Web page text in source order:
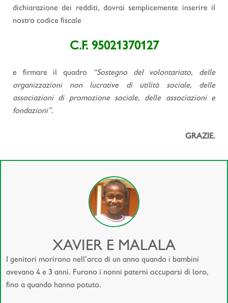
dichiarazione dei redditi, dovrai semplicemente inserire il
nostro codice fiscale
C.F. 95021370127
e firmare il quadro
“Sostegno del volontariato, delle
organizzazioni non lucrative di utilità sociale, delle
associazioni di promozione sociale, delle associazioni e
fondazioni”.
GRAZIE.
XAVIER E MALALA
I genitori morirono nell’arco di un anno quando i bambini
avevano 4 e 3 anni. Furono i nonni paterni occuparsi di loro,
fino a quando hanno potuto.